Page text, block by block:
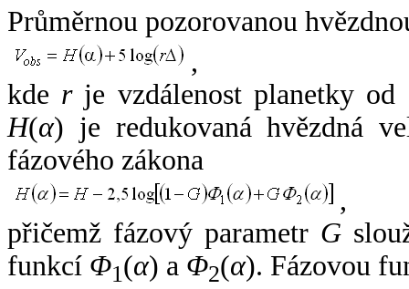
Průměrnou pozorovanou
,
kde rje vzdálenost planetky od
H(α) je redukovaná hvězdná
fázového zákona
,
přičemž fázový parametr G
funkcí Φ1(α) a Φ2(α). Fázovou